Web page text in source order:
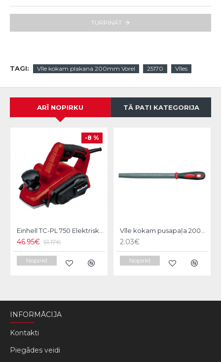
TURPINĀT
TAGI: Vīle kokam plakana 200mm Vorel 25170 Vīles
ARĪ NOPIRKU TĀ PATI KATEGORIJA
-8 %
Einhell TC-PL 750 Elektriskā ēvele
46.95€ 51.17€
Nopirkt
Vīle kokam pusapaļa 200mm Vorel
2.03€
Nopirkt
INFORMĀCIJA
Kontakti
Piegādes veidi